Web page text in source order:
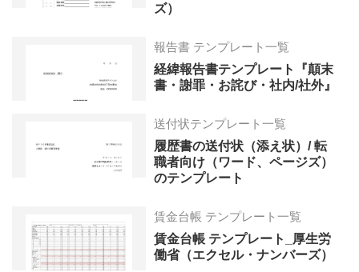
ズ）
報告書 テンプレート一覧
経緯報告書テンプレート『顛末
書・謝罪・お詫び・社内/社外』
送付状テンプレート一覧
履歴書の送付状（添え状）/ 転
職者向け（ワード、ページズ）
のテンプレート
賃金台帳 テンプレート一覧
賃金台帳 テンプレート_厚生労
働省（エクセル・ナンバーズ）